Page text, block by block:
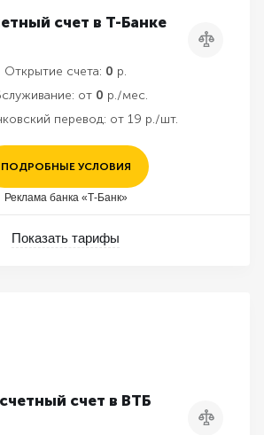
счет в Т-Банке
Сравнить
Открытие счета: 0 р.
от 0 р./мес.
перевод: от 19 р./шт.
ПОДРОБНЫЕ УСЛОВИЯ
Реклама банка «Т-Банк»
Показать тарифы
счет в ВТБ
Сравнить